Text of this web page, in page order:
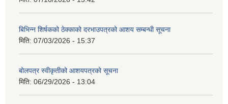
बिभिन्‍न शिर्षकको ठेक्काको दरभाउपत्रको आशय सम्बन्धी सूचना
मिति: 07/03/2026 - 15:37
बोलपत्र स्वीकृतीको आशयपत्रको सूचना
मिति: 06/29/2026 - 13:04